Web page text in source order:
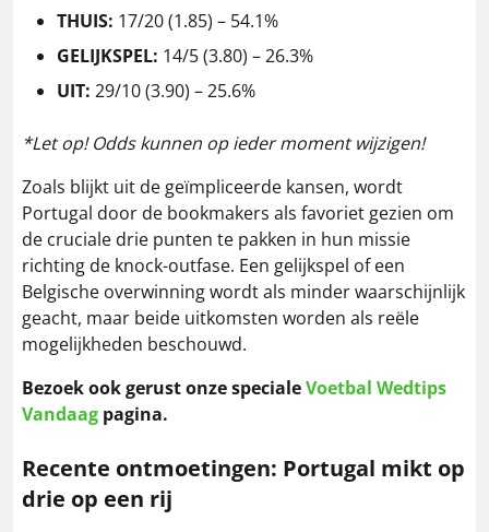
THUIS: 17/20 (1.85) – 54.1%
GELIJKSPEL: 14/5 (3.80) – 26.3%
UIT: 29/10 (3.90) – 25.6%
*Let op! Odds kunnen op ieder moment wijzigen!
Zoals blijkt uit de geïmpliceerde kansen, wordt
Portugal door de bookmakers als favoriet gezien om
de cruciale drie punten te pakken in hun missie
richting de knock-outfase. Een gelijkspel of een
Belgische overwinning wordt als minder waarschijnlijk
geacht, maar beide uitkomsten worden als reële
mogelijkheden beschouwd.
Bezoek ook gerust onze specialeVoetbal Wedtips
Vandaag pagina.
Recente ontmoetingen: Portugal mikt op
drie op een rij